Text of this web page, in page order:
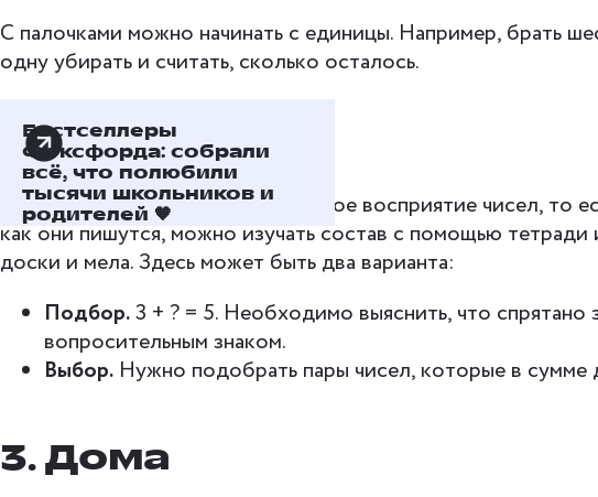
С палочками можно начинать с единицы. Например, брать
одну убирать и считать, сколько осталось.
Бестселлеры
Фоксфорда: собрали
всё, что полюбили
тысячи школьников и
родителей 🧡
2. Примеры
Когда ребёнок закрепил зрительное восприятие чисел, то
как они пишутся, можно изучать состав с помощью тетради
доски и мела. Здесь может быть два варианта:
Подбор.3 + ? = 5. Необходимо выяснить, что спрятано
вопросительным знаком.
Выбор. Нужно подобрать пары чисел, которые в сумме
3. Дома